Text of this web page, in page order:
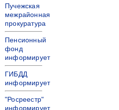
Пучежская
межрайонная
прокуратура
Пенсионный
фонд
информирует
ГИБДД
информирует
"Росреестр"
информирует